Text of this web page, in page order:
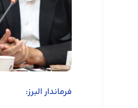
فرماندار البرز: